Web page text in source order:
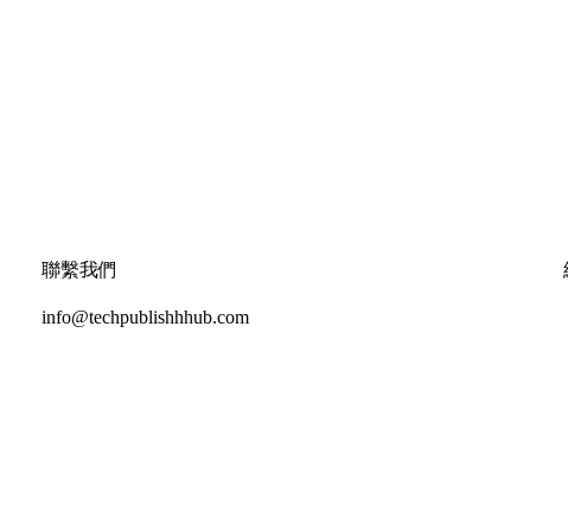
聯繫我們
info@techpublishhhub.com